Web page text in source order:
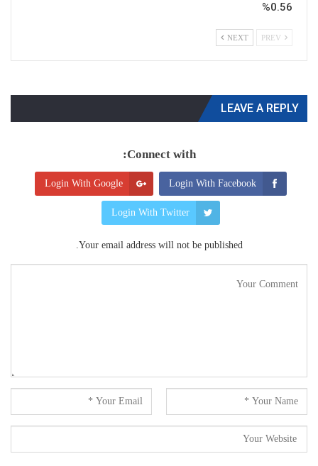
0.56%
NEXT
LEAVE A REPLY
Connect with:
Login With Facebook
Login With Google
Login With Twitter
Your email address will not be published.